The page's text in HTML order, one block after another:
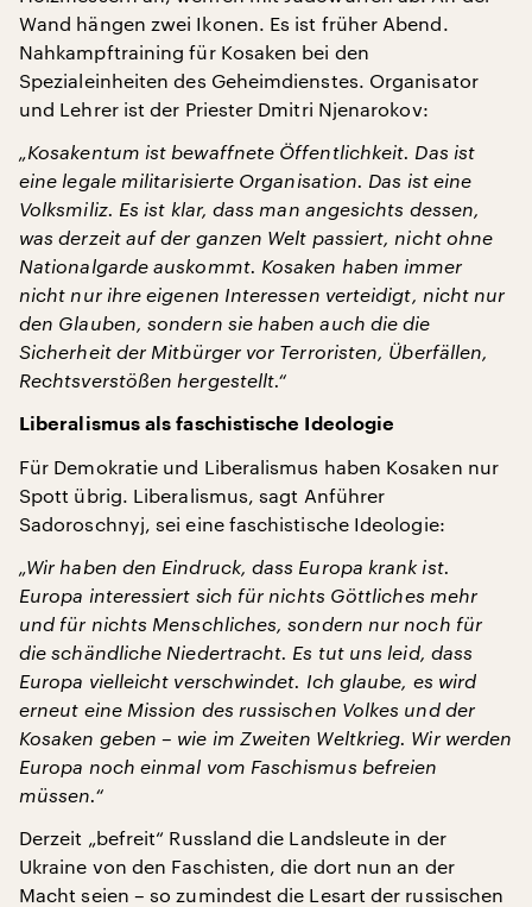
Wand hängen zwei Ikonen. Es ist früher Abend.
Nahkampftraining für Kosaken bei den
Spezialeinheiten des Geheimdienstes. Organisator
und Lehrer ist der Priester Dmitri Njenarokov:
„Kosakentum ist bewaffnete Öffentlichkeit. Das ist
eine legale militarisierte Organisation. Das ist eine
Volksmiliz. Es ist klar, dass man angesichts dessen,
was derzeit auf der ganzen Welt passiert, nicht ohne
Nationalgarde auskommt. Kosaken haben immer
nicht nur ihre eigenen Interessen verteidigt, nicht nur
den Glauben, sondern sie haben auch die die
Sicherheit der Mitbürger vor Terroristen, Überfällen,
Rechtsverstößen hergestellt.“
Liberalismus als faschistische Ideologie
Für Demokratie und Liberalismus haben Kosaken nur
Spott übrig. Liberalismus, sagt Anführer
Sadoroschnyj, sei eine faschistische Ideologie:
„Wir haben den Eindruck, dass Europa krank ist.
Europa interessiert sich für nichts Göttliches mehr
und für nichts Menschliches, sondern nur noch für
die schändliche Niedertracht. Es tut uns leid, dass
Europa vielleicht verschwindet. Ich glaube, es wird
erneut eine Mission des russischen Volkes und der
Kosaken geben – wie im Zweiten Weltkrieg. Wir werden
Europa noch einmal vom Faschismus befreien
müssen.“
Derzeit „befreit“ Russland die Landsleute in der
Ukraine von den Faschisten, die dort nun an der
Macht seien – so zumindest die Lesart der russischen